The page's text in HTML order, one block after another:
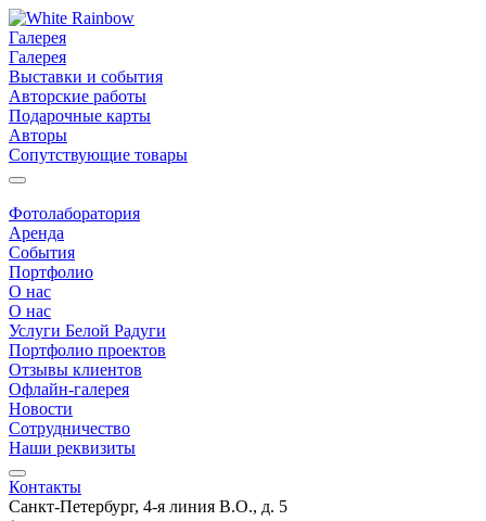
Галерея
Галерея
Выставки и события
Авторские работы
Подарочные карты
Авторы
Сопутствующие товары
Фотолаборатория
Аренда
События
Портфолио
О нас
О нас
Услуги Белой Радуги
Портфолио проектов
Отзывы клиентов
Офлайн-галерея
Новости
Сотрудничество
Наши реквизиты
Контакты
Санкт-Петербург, 4-я линия В.О., д. 5